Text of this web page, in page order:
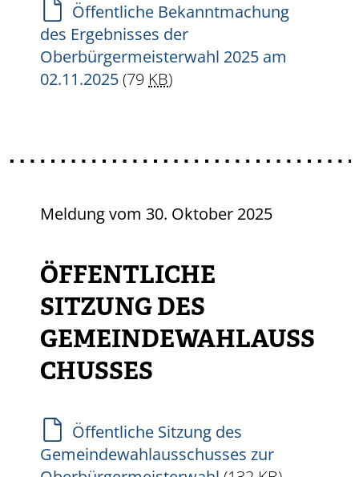
Öffentliche Bekanntmachung
des Ergebnisses der
Oberbürgermeisterwahl 2025 am
02.11.2025(79 KB)
Meldung vom 30. Oktober 2025
ÖFFENTLICHE
SITZUNG DES
GEMEINDEWAHLAUSS
CHUSSES
Öffentliche Sitzung des
Gemeindewahlausschusses zur